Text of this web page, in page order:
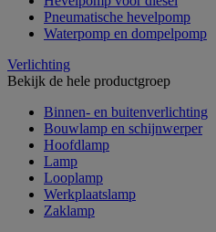
Pneumatische hevelpomp
Waterpomp en dompelpomp
Verlichting
Bekijk de hele productgroep
Binnen- en buitenverlichting
Bouwlamp en schijnwerper
Hoofdlamp
Lamp
Looplamp
Werkplaatslamp
Zaklamp